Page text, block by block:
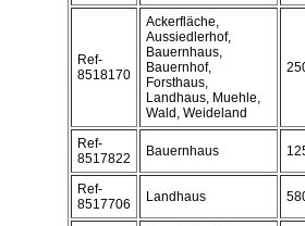
Ref-
8518170
Ackerfläche,
Aussiedlerhof,
Bauernhaus,
Bauernhof,
Forsthaus,
Landhaus, Muehle,
Wald, Weideland
Ref-
8517822
Bauernhaus
Ref-
8517706
Landhaus